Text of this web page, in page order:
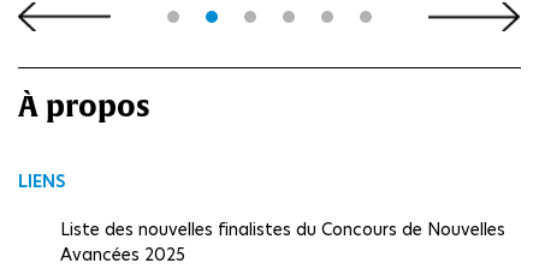
À propos
LIENS
Liste des nouvelles finalistes du Concours de Nouvelles
Avancées 2025